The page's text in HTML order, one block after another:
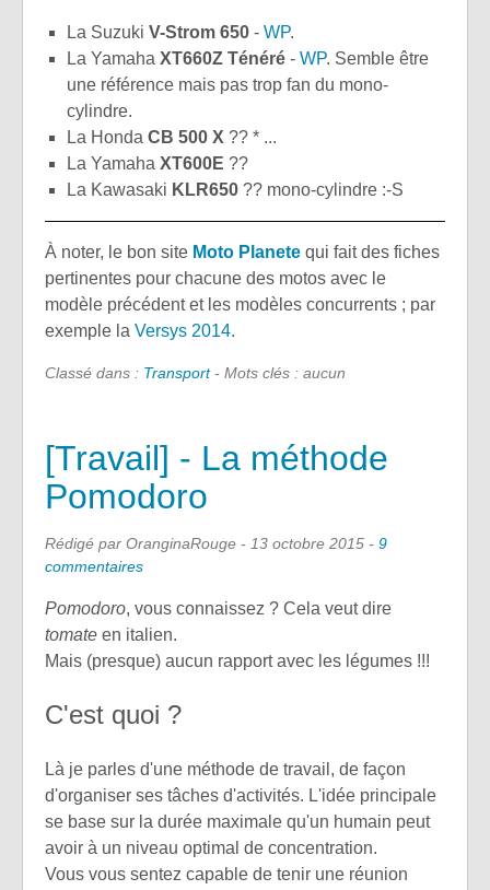
La Suzuki V-Strom 650 - WP.
La Yamaha XT660Z Ténéré - WP. Semble être
une référence mais pas trop fan du mono-
cylindre.
La Honda CB 500 X ?? * ...
La Yamaha XT600E ??
La Kawasaki KLR650 ?? mono-cylindre :-S
À noter, le bon site Moto Planete qui fait des fiches
pertinentes pour chacune des motos avec le
modèle précédent et les modèles concurrents ; par
exemple la Versys 2014.
Classé dans : Transport- Mots clés : aucun
[Travail] - La méthode
Pomodoro
Rédigé par OranginaRouge - 13 octobre 2015 - 9
commentaires
Pomodoro, vous connaissez ? Cela veut dire
tomate en italien.
Mais (presque) aucun rapport avec les légumes !!!
C'est quoi ?
Là je parles d'une méthode de travail, de façon
d'organiser ses tâches d'activités. L'idée principale
se base sur la durée maximale qu'un humain peut
avoir à un niveau optimal de concentration.
Vous vous sentez capable de tenir une réunion